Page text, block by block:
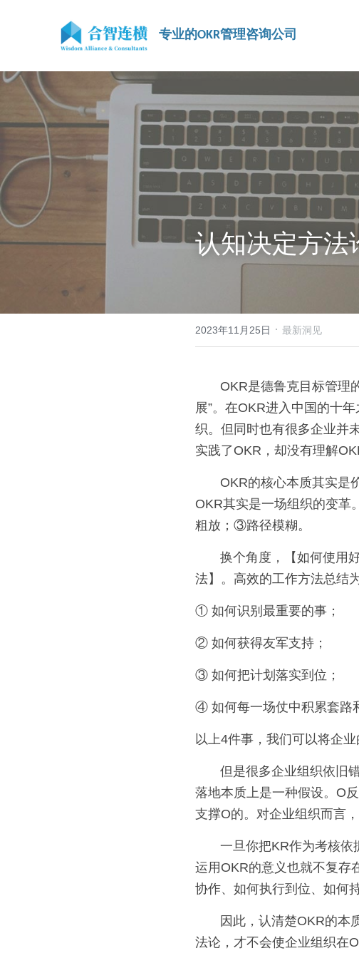
专业的OKR管理咨询公司
认知决定方
2023年11月25日 · 最新洞见
展”。在OKR进入中国的十
织。但同时也有很多企业并
实践了OKR，却没有理解
OKR其实是一场组织的变
粗放；③路径模糊。
法】。高效的工作方法总结
① 如何识别最重要的事；
② 如何获得友军支持；
③ 如何把计划落实到位；
④ 如何每一场仗中积累套路
以上4件事，我们可以将企
落地本质上是一种假设。O
支撑O的。对企业组织而言
运用OKR的意义也就不复存
协作、如何执行到位、如何
法论，才不会使企业组织在